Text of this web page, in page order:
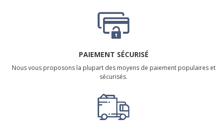
PAIEMENT SÉCURISÉ
Nous vous proposons la plupart des moyens de paiement populaires et
sécurisés.